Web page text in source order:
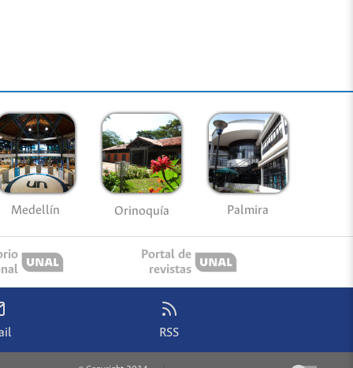
Medellín Orinoquía Palmira
Portal de
revistas
RSS